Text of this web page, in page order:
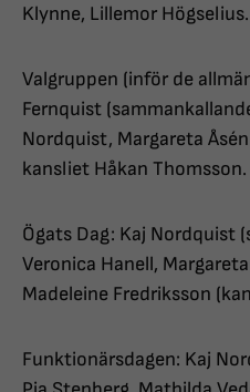
Klynne, Lillemor Högselius.
Valgruppen (inför de
Fernquist
Nordquist, Margareta
kansliet Håkan Thomsson.
Ögats Dag: Kaj Nordquist
Veronica Hanell,
Madeleine Fredriksson
Funktionärsdagen: Kaj